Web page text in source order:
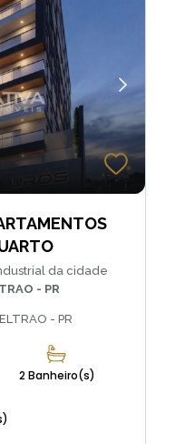
da cidade
- PR
- PR
2 Banheiro(s)